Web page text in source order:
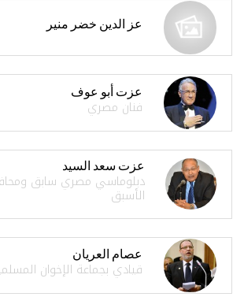
عز الدين خضر منير
عزت أبو عوف
فنان مصري
عزت سعد السيد
دبلوماسي مصري سابق
الأسبق
عصام العريان
قيادي بجماعة الإخوان